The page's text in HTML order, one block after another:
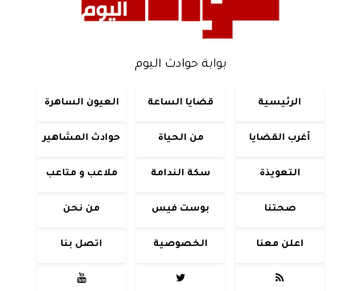
بوابة حوادث اليوم
الرئيسية قضايا الساعة العيون الساهرة
أغرب القضايا من الحياة حوادث المشاهير
التعويذة سكة الندامة ملاعب و متاعب
صحتنا بوست فيس من نحن
اعلن معنا الخصوصية اتصل بنا


